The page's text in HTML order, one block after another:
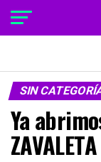
SIN
Ya
ZAVALETA